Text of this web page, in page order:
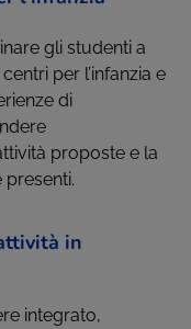
gli studenti a
per l’infanzia e
di
proposte e la
in
integrato,